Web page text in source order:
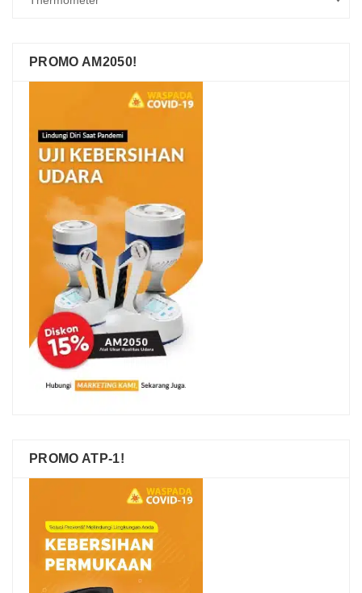
PROMO AM2050!
PROMO ATP-1!